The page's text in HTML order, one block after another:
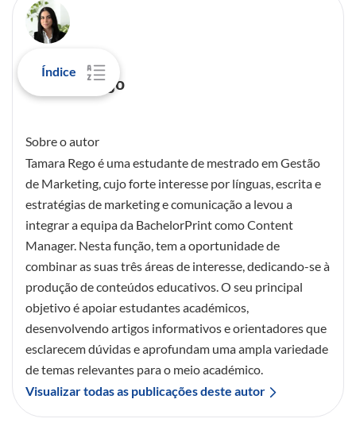
Índice
Tamara Rego
Sobre o autor
Tamara Rego é uma estudante de mestrado em Gestão
de Marketing, cujo forte interesse por línguas, escrita e
estratégias de marketing e comunicação a levou a
integrar a equipa da BachelorPrint como Content
Manager. Nesta função, tem a oportunidade de
combinar as suas três áreas de interesse, dedicando-se à
produção de conteúdos educativos. O seu principal
objetivo é apoiar estudantes académicos,
desenvolvendo artigos informativos e orientadores que
esclarecem dúvidas e aprofundam uma ampla variedade
de temas relevantes para o meio académico.
Visualizar todas as publicações deste autor